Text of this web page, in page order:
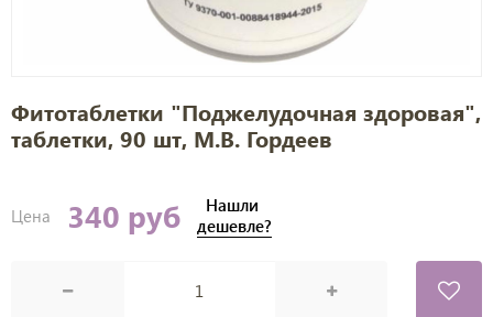
Фитотаблетки "Поджелудочная здоровая",
таблетки, 90 шт, М.В. Гордеев
Цена 340 руб
Нашли
дешевле?